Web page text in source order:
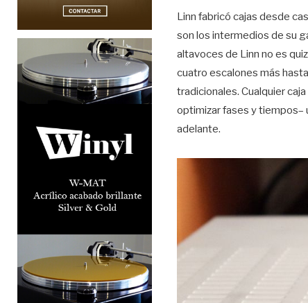
Linn fabricó cajas desde
son los intermedios de su
altavoces de Linn no es
cuatro escalones más
tradicionales. Cualquier
optimizar fases y tiempos–
adelante.